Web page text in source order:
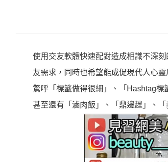
使用交友軟體快速配對造成相識不深
友需求，同時也希望能成促現代人心
驚呼「標籤做得很細」、「Hashtag
甚至還有「滷肉飯」、「鼎邊趖」、